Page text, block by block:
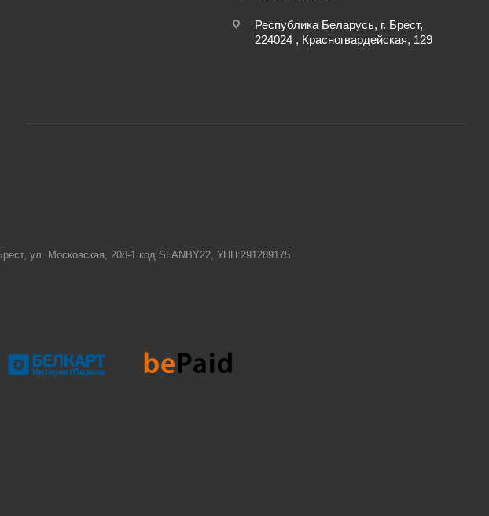
Республика Беларусь, г. Брест,
224024 , Красногвардейская, 129
ул. Московская, 208-1 код SLANBY22, УНП:291289175